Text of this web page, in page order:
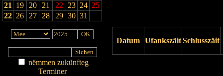
21
19 20 21 22 23 24 25
22 26 27 28 29 30 31
nëmmen zukünfteg
Terminer
Datum UfankszäitSchlusszäit